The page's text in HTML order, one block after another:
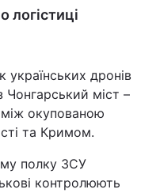
логістиці
українських дронів
Чонгарський міст –
окупованою
та Кримом.
полку ЗСУ
контролюють